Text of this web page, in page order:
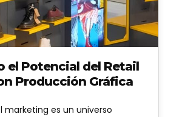
el Potencial del Retail
Producción Gráfica
marketing es un universo